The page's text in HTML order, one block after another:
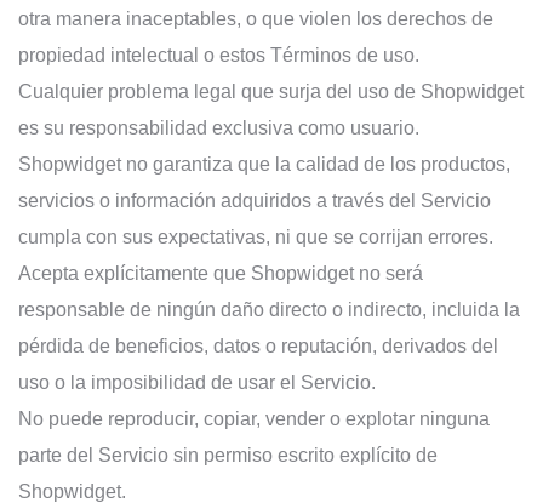
otra manera inaceptables, o que violen los derechos de
propiedad intelectual o estos Términos de uso.
Cualquier problema legal que surja del uso de Shopwidget
es su responsabilidad exclusiva como usuario.
Shopwidget no garantiza que la calidad de los productos,
servicios o información adquiridos a través del Servicio
cumpla con sus expectativas, ni que se corrijan errores.
Acepta explícitamente que Shopwidget no será
responsable de ningún daño directo o indirecto, incluida la
pérdida de beneficios, datos o reputación, derivados del
uso o la imposibilidad de usar el Servicio.
No puede reproducir, copiar, vender o explotar ninguna
parte del Servicio sin permiso escrito explícito de
Shopwidget.